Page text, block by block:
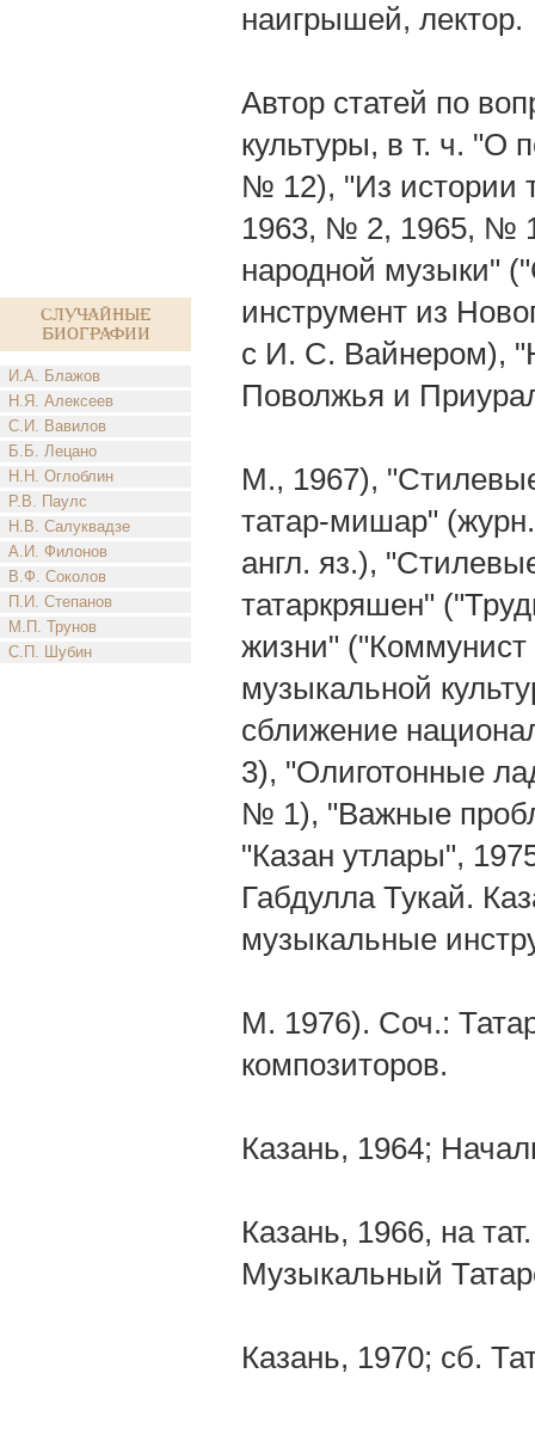
Случайные
биографии
И.А. Блажов
Н.Я. Алексеев
С.И. Вавилов
Б.Б. Лецано
Н.Н. Оглоблин
Р.В. Паулс
Н.В. Салуквадзе
А.И. Филонов
В.Ф. Соколов
П.И. Степанов
М.П. Трунов
С.П. Шубин
наигрышей, лектор.
Автор статей по
культуры, в т. ч. "О
№ 12), "Из истории
1963, № 2, 1965, №
народной музыки"
инструмент из
с И. С. Вайнером),
Поволжья и
М., 1967),
татар-мишар"
англ. яз.),
татаркряшен"
жизни"
музыкальной
сближение
3), "Олиготонные
№ 1), "Важные
"Казан утлары",
Габдулла Тукай.
музыкальные
М. 1976). Соч.:
композиторов.
Казань, 1964;
Казань, 1966, на
Музыкальный
Казань, 1970; сб.